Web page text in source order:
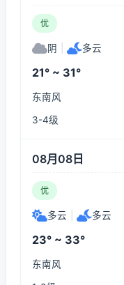
优
阴 多云
21° ~ 31°
东南风
3-4级
08月08日
优
多云 多云
23° ~ 33°
东南风